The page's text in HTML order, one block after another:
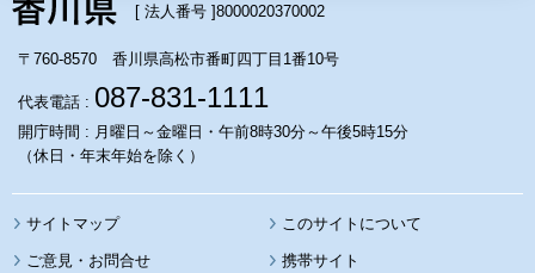
[ 法人番号 ]8000020370002
〒760-8570 香川県高松市番町四丁目1番10号
代表電話 : 087-831-1111
開庁時間 : 月曜日～金曜日・午前8時30分～午後5時15分
（休日・年末年始を除く）
サイトマップ このサイトについて
携帯サイト